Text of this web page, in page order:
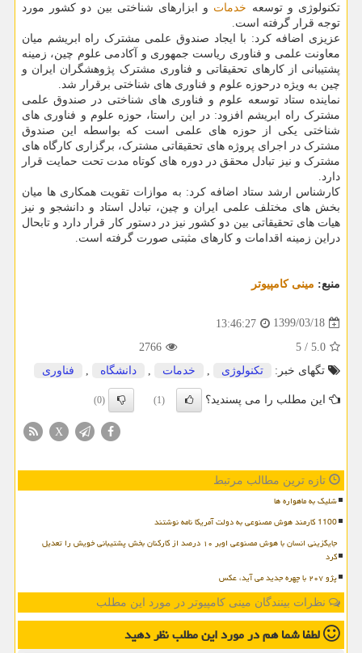
تکنولوژی و توسعه خدمات و ابزارهای شناختی بین دو کشور مورد
توجه قرار گرفته است.
عزیزی اضافه کرد: با ایجاد صندوق علمی مشترک راه ابریشم میان
معاونت علمی و فناوری ریاست جمهوری و آکادمی علوم چین، زمینه
پشتیبانی از کارهای تحقیقاتی و فناوری مشترک پژوهشگران ایران و
چین به ویژه درحوزه علوم و فناوری های شناختی برقرار شد.
نماینده ستاد توسعه علوم و فناوری های شناختی در صندوق علمی
مشترک راه ابریشم افزود: در این راستا، حوزه علوم و فناوری های
شناختی یکی از حوزه های علمی است که بواسطه این صندوق
مشترک در اجرای پروژه های تحقیقاتی مشترک، برگزاری کارگاه های
مشترک و نیز تبادل محقق در دوره های کوتاه مدت تحت حمایت قرار
دارد.
کارشناس ارشد ستاد اضافه کرد: به موازات تقویت همکاری ها میان
بخش های مختلف علمی ایران و چین، تبادل استاد و دانشجو و نیز
هیات های تحقیقاتی بین دو کشور نیز در دستور کار قرار دارد و تابحال
دراین زمینه اقدامات و کارهای مثبتی صورت گرفته است.
منبع: مینی كامپیوتر
1399/03/18
13:46:27
5.0
/
5
2766
تگهای خبر:
تكنولوژی خدمات دانشگاه فناوری
این مطلب را می پسندید؟ (1)
(0)
X
تازه ترین مطالب مرتبط
شلیک به ماهواره ها
1100 کارمند هوش مصنوعی به دولت آمریکا نامه نوشتند
جایگزینی انسان با هوش مصنوعی اوبر ۱۰ درصد از کارکنان بخش پشتیبانی خویش را تعدیل
کرد
پژو ۲۰۷ با چهره جدید می آید، عکس
نظرات بینندگان مینی کامپیوتر در مورد این مطلب
لطفا شما همدر مورد این مطلبنظر دهید